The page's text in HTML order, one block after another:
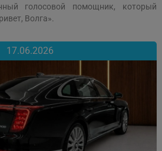
голосовой помощник, который
Волга».
17.06.2026